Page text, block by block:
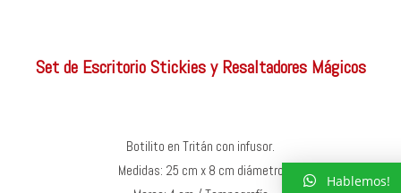
Set de Escritorio Stickies y Resaltadores Mágicos
Botilito en Tritán con infusor.
Medidas: 25 cm x 8 cm diámetro
Hablemos!